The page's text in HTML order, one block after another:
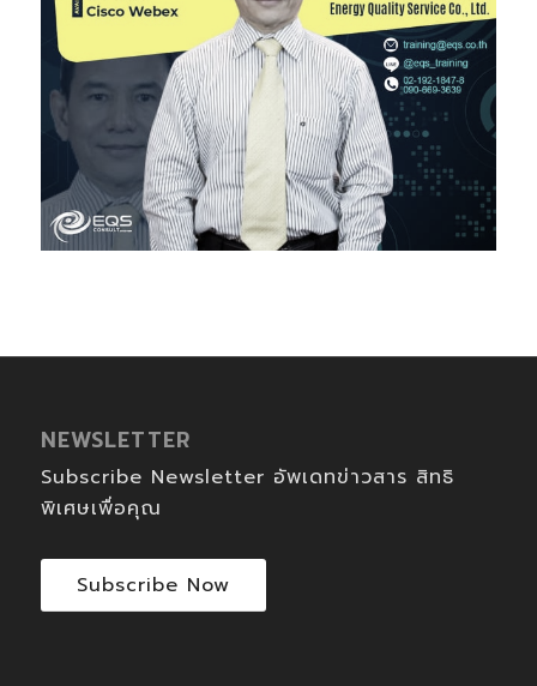
NEWSLETTER
Subscribe Newsletter อัพเดทข่าวสาร สิทธิ
พิเศษเพื่อคุณ
Subscribe Now